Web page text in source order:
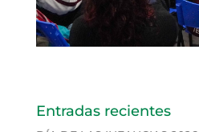
Entradas recientes